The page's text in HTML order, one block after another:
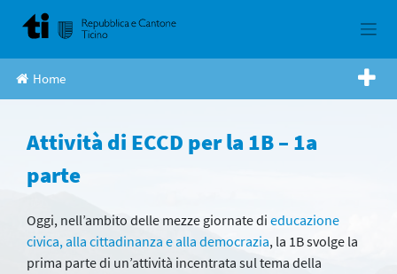
Home
Attività di ECCD per la 1B – 1a
parte
Oggi, nell’ambito delle mezze giornate di educazione
civica, alla cittadinanza e alla democrazia, la 1B svolge la
prima parte di un’attività incentrata sul tema della